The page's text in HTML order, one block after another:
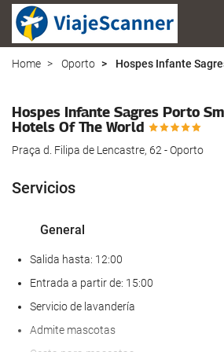
Home Oporto Hospes Infante
Hospes Infante Sagres Porto
Hotels Of The World
Praça d. Filipa de Lencastre, 62 - Oporto
Servicios
General
Salida hasta: 12:00
Entrada a partir de: 15:00
Servicio de lavandería
Admite mascotas